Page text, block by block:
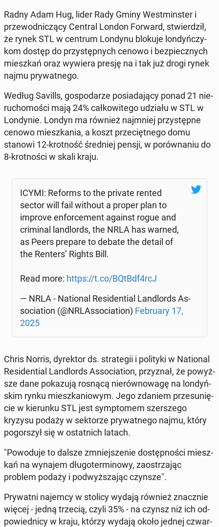
Radny Adam Hug, lider Rady Gminy West­min­ster i
prze­wod­ni­czą­cy Central London Forward, stwier­dził,
że rynek STL w centrum Londynu blokuje lon­dyń­czy­
kom dostęp do przy­stęp­nych cenowo i bez­piecz­nych
miesz­kań oraz wywiera presję na i tak już drogi rynek
najmu pry­wat­ne­go.
Według Savills, go­spo­da­rze po­sia­da­ją­cy ponad 21 nie­
ru­cho­mo­ści mają 24% cał­ko­wi­te­go udziału w STL w
Lon­dy­nie. Londyn ma również naj­mniej przy­stęp­ne
cenowo miesz­ka­nia, a koszt prze­cięt­ne­go domu
stanowi 12-krot­ność śred­niej pensji, w po­rów­na­niu do
8-krot­no­ści w skali kraju.
ICYMI: Reforms to the private rented
sector will fail without a proper plan to
improve en­for­ce­ment against rogue and
cri­mi­nal lan­dlords, the NRLA has warned,
as Peers prepare to debate the detail of
the Renters’ Rights Bill.
Read more: https://t.co/BQtBdf4rcJ
— NRLA - Na­tio­nal Re­si­den­tial Lan­dlords As­
so­cia­tion (@NRLAs­so­cia­tion) Fe­bru­ary 17,
2025
Chris Norris, dy­rek­tor ds. stra­te­gii i po­li­ty­ki w Na­tio­nal
Re­si­den­tial Lan­dlords As­so­cia­tion, przy­znał, że po­wyż­
sze dane po­ka­zu­ją rosnącą nie­rów­no­wa­gę na lon­dyń­
skim rynku miesz­ka­nio­wym. Jego zdaniem prze­su­nię­
cie w kie­run­ku STL jest symp­to­mem szer­sze­go
kryzysu podaży w sek­to­rze pry­wat­ne­go najmu, który
po­gor­szył się w ostat­nich latach.
"Po­wo­du­je to dalsze zmniej­sze­nie do­stęp­no­ści miesz­
kań na wynajem dłu­go­ter­mi­no­wy, za­ostrza­jąc
problem podaży i pod­wyż­sza­jąc czynsze".
Pry­wat­ni najemcy w stolicy wydają również znacz­nie
więcej - jedną trzecią, czyli 35% - na czynsz niż ich od­
po­wied­ni­cy w kraju, którzy wydają około jednej czwar­